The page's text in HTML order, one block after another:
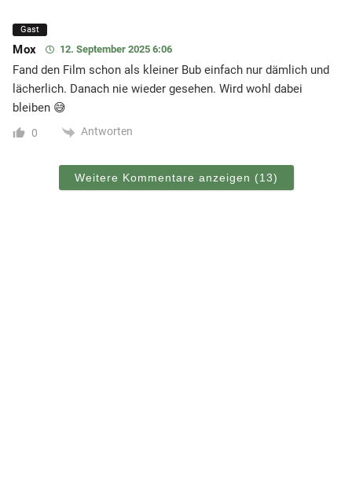
Gast
Mox 12. September 2025 6:06
Fand den Film schon als kleiner Bub einfach nur dämlich und
lächerlich. Danach nie wieder gesehen. Wird wohl dabei
bleiben 😅
0 Antworten
Weitere Kommentare anzeigen (13)